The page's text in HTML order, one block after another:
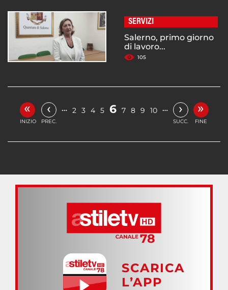
SERVIZI
Salerno, primo giorno
di lavoro...
105
«
INIZIO
‹
PREC.
… 2 3 4 5 6 7 8 9 10 … ›
SUCC.
»
FINE
SCARICA
L’APP